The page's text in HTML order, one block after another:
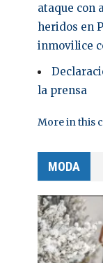
ataque con
heridos en
inmovilice
la prensa
More in this
MODA